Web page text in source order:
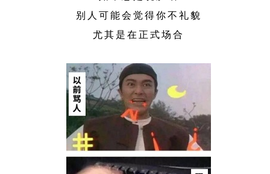
别人可能会觉得你不礼貌
尤其是在正式场合